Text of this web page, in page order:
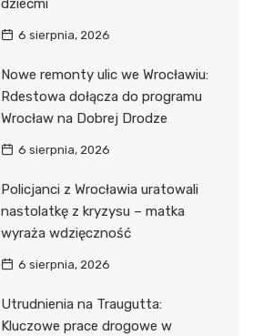
dziećmi
6 sierpnia, 2026
Nowe remonty ulic we Wrocławiu:
Rdestowa dołącza do programu
Wrocław na Dobrej Drodze
6 sierpnia, 2026
Policjanci z Wrocławia uratowali
nastolatkę z kryzysu – matka
wyraża wdzięczność
6 sierpnia, 2026
Utrudnienia na Traugutta:
Kluczowe prace drogowe w